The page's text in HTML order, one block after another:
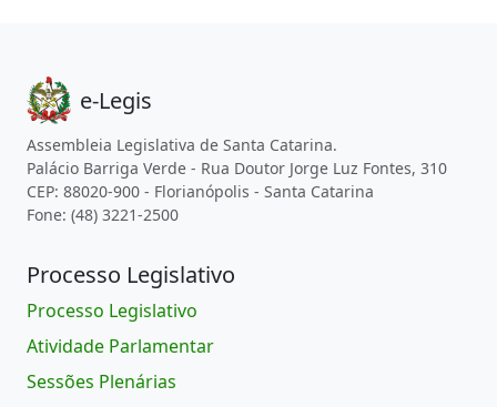
e-Legis
Assembleia Legislativa de Santa Catarina.
Palácio Barriga Verde - Rua Doutor Jorge Luz Fontes, 310
CEP: 88020-900 - Florianópolis - Santa Catarina
Fone: (48) 3221-2500
Processo Legislativo
Processo Legislativo
Atividade Parlamentar
Sessões Plenárias